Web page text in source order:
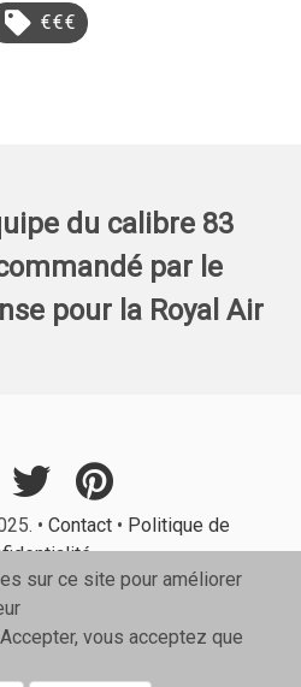
€€€
du calibre 83
par le
pour la Royal Air
• Contact• Politique de
sur ce site pour améliorer
vous acceptez que